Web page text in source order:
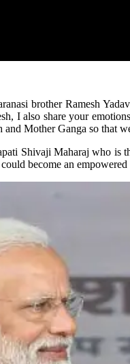
brother Ramesh
I also share your
Mother Ganga so that
Shivaji Maharaj who
become an empowered